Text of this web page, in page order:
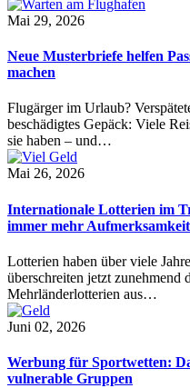
Mai 29, 2026
Neue Musterbriefe helfen
machen
Flugärger im Urlaub?
beschädigtes Gepäck: Viele
sie haben – und…
Mai 26, 2026
Internationale Lotterien im
immer mehr
Lotterien haben über viele
überschreiten jetzt zunehmend
Mehrländerlotterien aus…
Juni 02, 2026
Werbung für Sportwetten:
vulnerable Gruppen